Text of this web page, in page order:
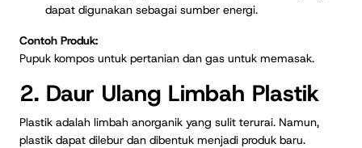
dapat digunakan sebagai sumber energi.
Contoh Produk:
Pupuk kompos untuk pertanian dan gas untuk memasak.
2. Daur Ulang Limbah Plastik
Plastik adalah limbah anorganik yang sulit terurai. Namun,
plastik dapat dilebur dan dibentuk menjadi produk baru.